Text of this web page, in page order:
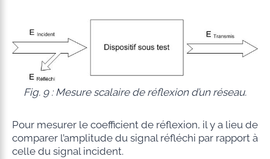
Fig. 9 : Mesure scalaire de réflexion d’un réseau.
Pour mesurer le coefficient de réflexion, il y a lieu de
comparer l’amplitude du signal réfléchi par rapport à
celle du signal incident.